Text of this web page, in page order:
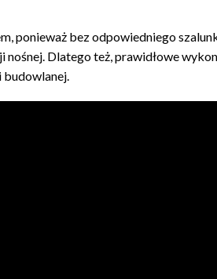
ponieważ bez odpowiedniego
nośnej. Dlatego też, prawidłowe